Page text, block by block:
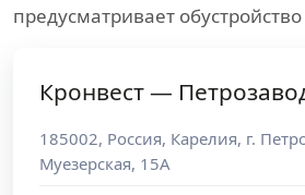
предусматривает
Кронвест —
185002, Россия, Карелия, г.
Муезерская, 15А